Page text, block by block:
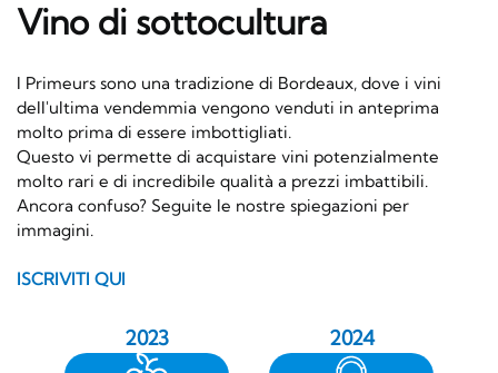
Vino di sottocultura
I Primeurs sono una tradizione di Bordeaux, dove i vini
dell'ultima vendemmia vengono venduti in anteprima
molto prima di essere imbottigliati.
Questo vi permette di acquistare vini potenzialmente
molto rari e di incredibile qualità a prezzi imbattibili.
Ancora confuso? Seguite le nostre spiegazioni per
immagini.
ISCRIVITI QUI
2023 2024